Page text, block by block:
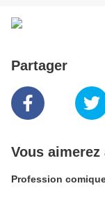
Partager
Vous aimerez
Profession